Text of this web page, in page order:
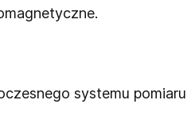
systemu pomiaru